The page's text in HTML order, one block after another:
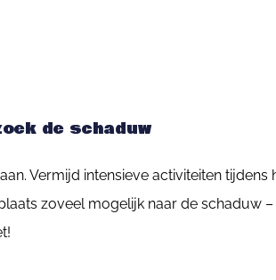
de schaduw
Vermijd intensieve activiteiten
zoveel mogelijk naar de schaduw